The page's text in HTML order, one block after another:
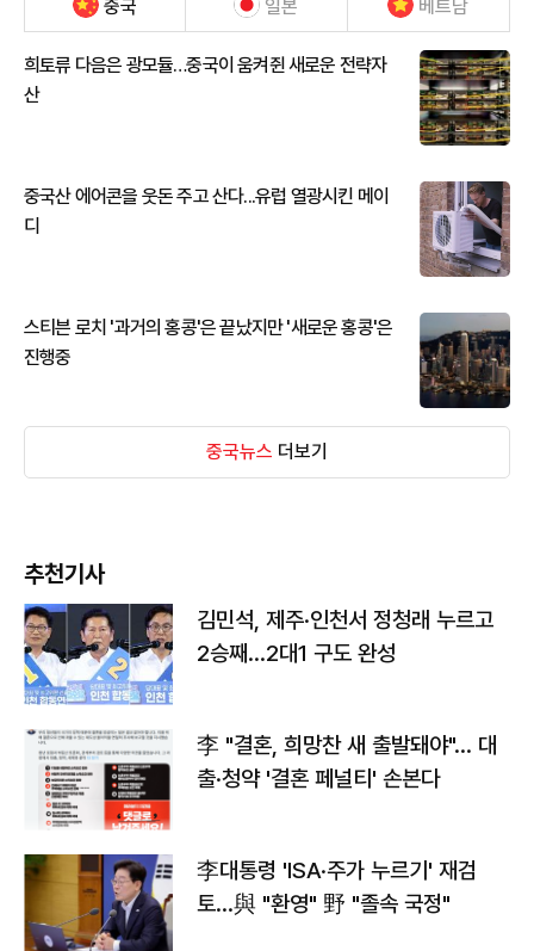
중국 일본 베트남
희토류 다음은 광모듈…중국이 움켜쥔 새로운 전략자
산
중국산 에어콘을 웃돈 주고 산다...유럽 열광시킨 메이
디
스티븐 로치 '과거의 홍콩'은 끝났지만 '새로운 홍콩'은
진행중
중국뉴스 더보기
추천기사
김민석, 제주·인천서 정청래 누르고
2승째…2대1 구도 완성
李 "결혼, 희망찬 새 출발돼야"… 대
출·청약 '결혼 페널티' 손본다
李대통령 'ISA·주가 누르기' 재검
토…與 "환영" 野 "졸속 국정"